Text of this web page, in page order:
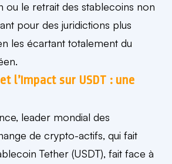
ou le retrait des stablecoins non
pour des juridictions plus
les écartant totalement du
l’impact sur USDT : une
leader mondial des
de crypto-actifs, qui fait
Tether (USDT), fait face à